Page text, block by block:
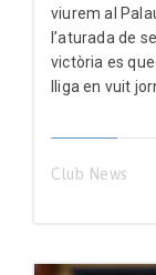
viurem al
l’aturada de
victòria es
lliga en vuit
Club News